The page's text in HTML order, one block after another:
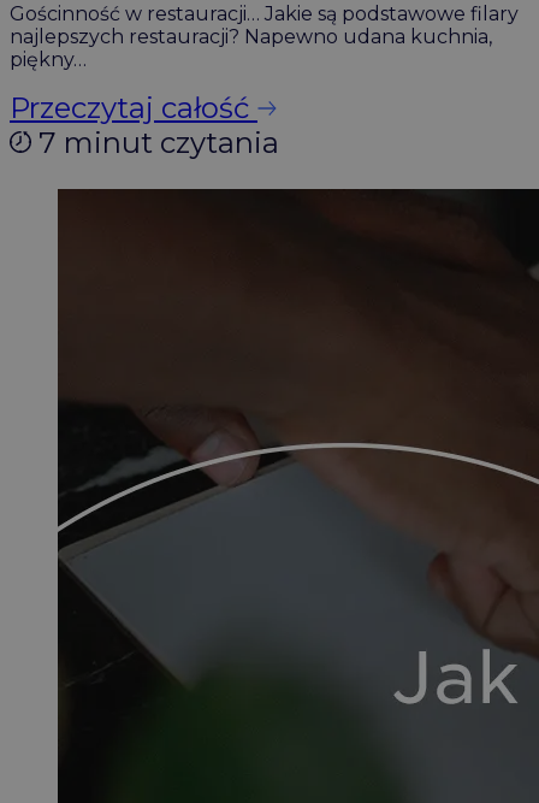
Gościnność w restauracji… Jakie są podstawowe filary
najlepszych restauracji? Napewno udana kuchnia,
piękny…
Przeczytaj całość
7 minut czytania